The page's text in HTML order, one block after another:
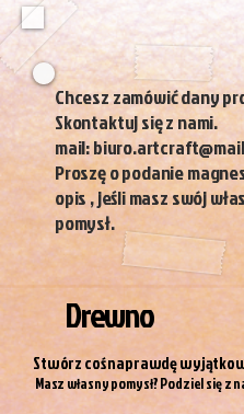
Chcesz zamówić dany
Skontaktuj się z nami.
mail:
Proszę o podanie
opis , jeśli masz swój
pomysł.
Drewno
Stwórz coś naprawdę
Masz własny pomysł? Podziel się z